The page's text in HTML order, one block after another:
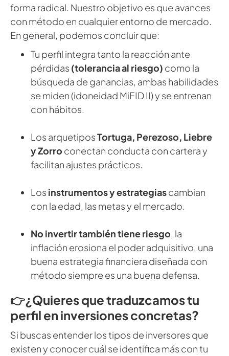
forma radical. Nuestro objetivo es que avances
con método en cualquier entorno de mercado.
En general, podemos concluir que:
Tu perfil integra tanto la reacción ante
pérdidas (tolerancia al riesgo) como la
búsqueda de ganancias, ambas habilidades
se miden (idoneidad MiFID II) y se entrenan
con hábitos.
Los arquetiposTortuga, Perezoso, Liebre
y Zorro conectan conducta con cartera y
facilitan ajustes prácticos.
Los instrumentos y estrategiascambian
con la edad, las metas y el mercado.
No invertir también tiene riesgo, la
inflación erosiona el poder adquisitivo, una
buena estrategia financiera diseñada con
método siempre es una buena defensa.
👉¿Quieres que traduzcamos tu
perfil en inversiones concretas?
Si buscas entender los tipos de inversores que
existen y conocer cuál se identifica más con tu